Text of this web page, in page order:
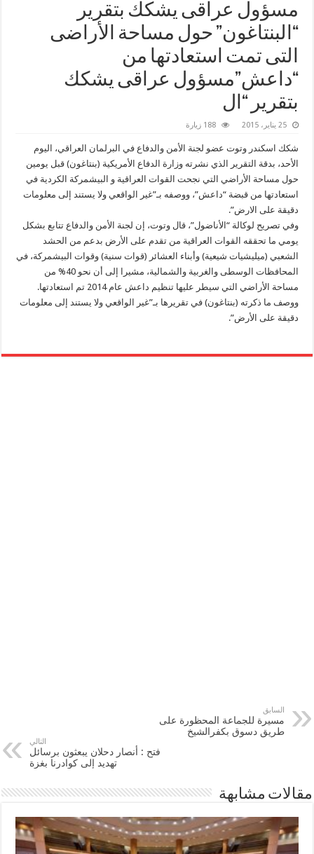
مسؤول عراقى يشكك بتقرير
“‫‏البنتاغون‬” حول مساحة الأراضى
التى تمت استعادتها من
“‏داعش‬”مسؤول عراقى يشكك
بتقرير “‫‏ال
25 يناير، 2015 188 زيارة
شكك اسكندر وتوت عضو لجنة الأمن والدفاع في البرلمان العراقي، اليوم
الأحد، بدقة التقرير الذي نشرته ‫‏وزارة الدفاع‬ الأمريكية (بنتاغون) قبل يومين
حول مساحة الأراضي التي نجحت القوات العراقية و ‫البيشمركة‬ الكردية في
استعادتها من قبضة “داعش”، ووصفه بـ”غير الواقعي ولا يستند إلى معلومات
دقيقة على الارض”.
وفي تصريح لوكالة “الأناضول”، قال وتوت، إن لجنة الأمن والدفاع تتابع بشكل
يومي ما تحققه القوات العراقية من تقدم على الأرض بدعم من الحشد
الشعبي (ميليشيات شيعية) وأبناء العشائر (قوات سنية) وقوات البيشمركة، في
المحافظات الوسطى والغربية والشمالية، مشيرا إلى أن نحو 40% من
مساحة الأراضي التي سيطر عليها تنظيم داعش عام 2014 تم استعادتها.
ووصف ما ذكرته (بنتاغون) في تقريرها بـ”غير الواقعي ولا يستند إلى معلومات
دقيقة على الأرض”.
السابق
مسيرة للجماعة المحظورة على
طريق دسوق بكفرالشيخ
التالي
‏فتح‬ : أنصار ‏دحلان‬ يبعثون برسائل
تهديد إلى كوادرنا بغزة
مقالات مشابهة